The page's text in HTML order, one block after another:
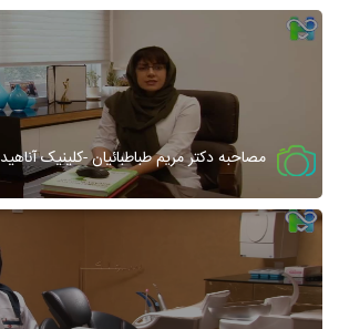
مصاحبه دکتر مریم طباطبائیان -کلینیک آناهید